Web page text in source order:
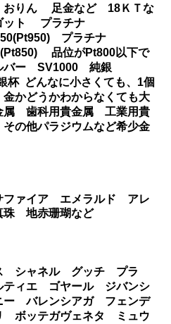
りん 足金など 18ＫＴな
ット プラチナ
プラチナ
品位がPt800以下で
バー SV1000 純銀
どんなに小さくても、1個
かどうかわからなくても大
属 歯科用貴金属 工業用貴
の他パラジウムなど希少金
ァイア エメラルド アレ
地赤珊瑚など
シャネル グッチ プラ
ィエ ゴヤール ジバンシ
バレンシアガ フェンデ
ボッテガヴェネタ ミュウ